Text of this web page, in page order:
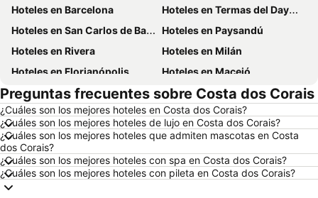
Hoteles en Barcelona
Hoteles en Termas del Dayman
Hoteles en San Carlos de Bariloche
Hoteles en Paysandú
Hoteles en Rivera
Hoteles en Milán
Hoteles en Florianópolis
Hoteles en Maceió
Hoteles en Mendoza Capital
Hoteles en Roma
Hoteles en Petrópolis
Hoteles en Punta del Diablo
Hoteles en Miami Beach
Hoteles en Canela
Hoteles en Chuy
Hoteles en Berlín
Hoteles en Ibiza
Hoteles en Salto
Preguntas frecuentes sobre Costa dos Corais
¿Cuáles son los mejores hoteles en Costa dos Corais?
¿Cuáles son los mejores hoteles de lujo en Costa dos Corais?
¿Cuáles son los mejores hoteles que admiten mascotas en Costa
dos Corais?
¿Cuáles son los mejores hoteles con spa en Costa dos Corais?
¿Cuáles son los mejores hoteles con pileta en Costa dos Corais?